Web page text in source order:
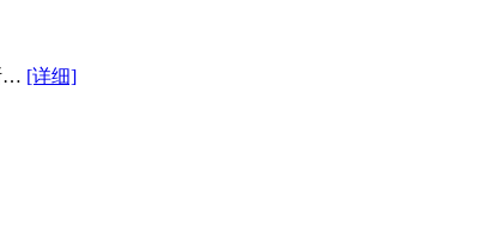
… [详细]